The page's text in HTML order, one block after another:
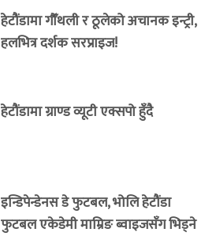
हेटौंडामा गौँथली र ठूलेको अचानक इन्ट्री,
हलभित्र दर्शक सरप्राइज!
हेटौंडामा ग्राण्ड व्यूटी एक्सपो हुँदै
इन्डिपेन्डेनस डे फुटबल, भोलि हेटौंडा
फुटबल एकेडेमी माम्रिङ ब्वाइजसँग भिड्ने